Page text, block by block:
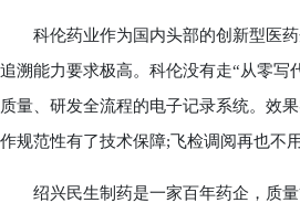
科伦药业作为国内头部的创新型医药
追溯能力要求极高。科伦没有走“从零
质量、研发全流程的电子记录系统。效
作规范性有了技术保障;飞检调阅再也不
绍兴民生制药是一家百年药企，质量